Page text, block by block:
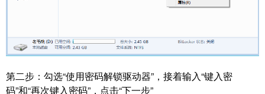
第二步： 勾选“使用密码解锁驱动器”，接着输入“键入密
码”和“再次键入密码”，点击“下一步”